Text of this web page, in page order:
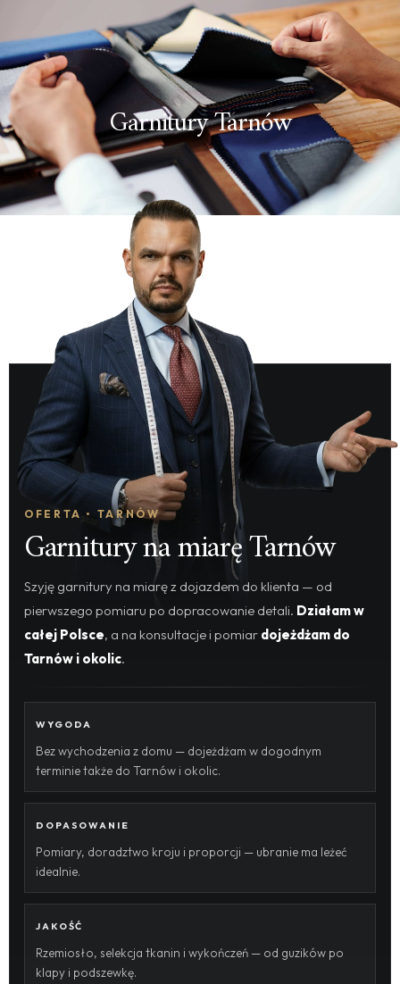
Garnitury Tarnów
OFERTA • TARNÓW
Garnitury na miarę Tarnów
Szyję garnitury na miarę z dojazdem do klienta — od
pierwszego pomiaru po dopracowanie detali. Działam w
całej Polsce, a na konsultacje i pomiar dojeżdżam do
Tarnów i okolic.
WYGODA
Bez wychodzenia z domu — dojeżdżam w dogodnym
terminie także do Tarnów i okolic.
DOPASOWANIE
Pomiary, doradztwo kroju i proporcji — ubranie ma leżeć
idealnie.
JAKOŚĆ
Rzemiosło, selekcja tkanin i wykończeń — od guzików po
klapy i podszewkę.